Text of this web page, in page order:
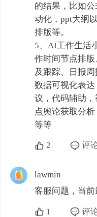
的结果，比如
动化，ppt大纲
排版等。
5、AI工作生活
作时间节点排
及跟踪、日报周
数据可视化表
议，代码辅助
点舆论获取分
等等
2 评
lawmin
客服问题，当
1 评